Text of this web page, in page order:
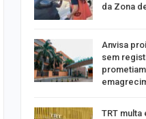
da Zona
Anvisa
sem
prometiam
TRT